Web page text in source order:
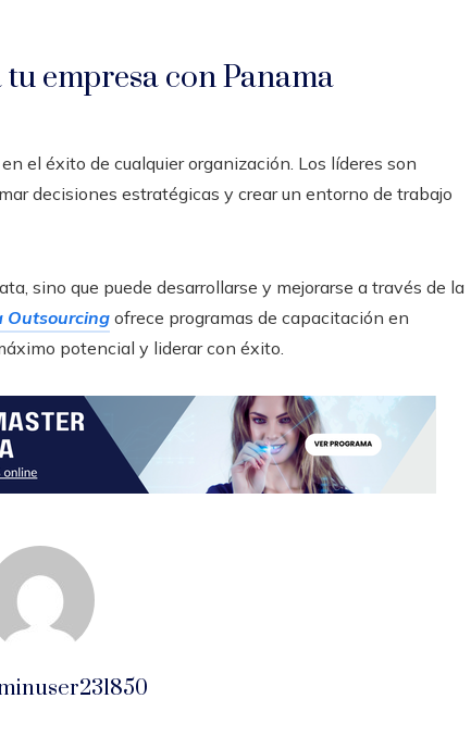
empresa con Panama
el éxito de cualquier organización. Los líderes son
decisiones estratégicas y crear un entorno de trabajo
sino que puede desarrollarse y mejorarse a través de la
Outsourcing ofrece programas de capacitación en
potencial y liderar con éxito.